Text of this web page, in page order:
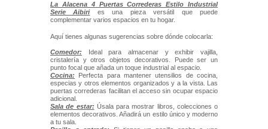
La Alacena 4 Puertas Correderas Estilo Industrial
Serie Aibiries una pieza versátil que puede
complementar varios espacios en tu hogar.
Aquí tienes algunas sugerencias sobre dónde colocarla:
Comedor: Ideal para almacenar y exhibir vajilla,
cristalería y otros objetos decorativos. Puede ser un
punto focal que añada un toque industrial al espacio.
Cocina: Perfecta para mantener utensilios de cocina,
especias y otros elementos organizados y a la vista. Las
puertas correderas facilitan el acceso sin ocupar espacio
adicional.
Sala de estar: Úsala para mostrar libros, colecciones o
elementos decorativos. Añadirá un estilo único y moderno
a tu sala.